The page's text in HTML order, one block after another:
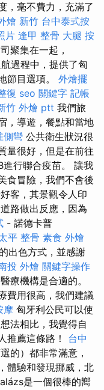
，毫不費力，充滿了
燴 新竹 台中泰式按
片 逢甲 整骨 大腿 按
聚集在一起，
過程中，提供了匈
節目選項。 外燴擺
復 seo 關鍵字 記帳
竹 外燴 ptt 我們旅
，導遊，餐點和當地
側彎 公共衛生狀況很
量很好，但是在前往
行聯合疫苗。 讓我
食冒險，我們不會後
客，其景觀令人印
路做出反應，因為
- 諾德卡普
平 整骨 素食 外燴
出色方式，並感謝
投 外燴 關鍵字操作
療機構是合適的。
費用很高，我們建議
摩 匈牙利公民可以使
法相比，我覺得自
推薦這條路！ 台中
的）都非常滿意，
體驗和發現挪威，北
是一個很棒的嚮